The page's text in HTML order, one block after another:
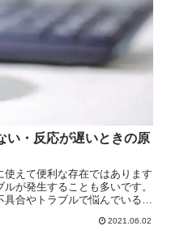
い・反応が遅いときの原
えて便利な存在ではあります
が発生することも多いです。
合やトラブルで悩んでいる方
2021.06.02